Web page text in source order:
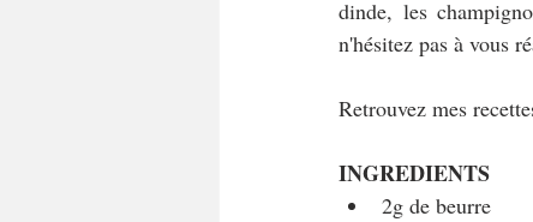
dinde, les
n'hésitez pas à vous
Retrouvez mes
INGREDIENTS
2g de beurre